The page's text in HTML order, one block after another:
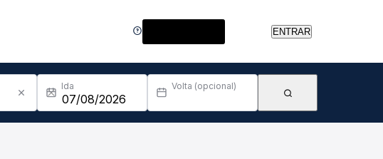
ENTRAR
Ida Volta (opcional)